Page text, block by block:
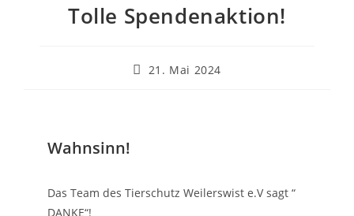
Tolle Spendenaktion!
21. Mai 2024
Wahnsinn!
Das Team des Tierschutz Weilerswist e.V sagt “
DANKE“!